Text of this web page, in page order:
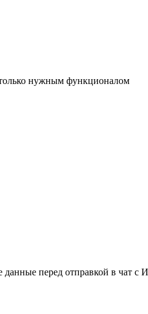
нужным функционалом
данные перед отправкой в чат с